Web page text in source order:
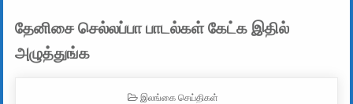
தேனிசை செல்லப்பா பாடல்கள் கேட்க இதில்
அழுத்துங்க
POSTED IN
இலங்கை செய்திகள்